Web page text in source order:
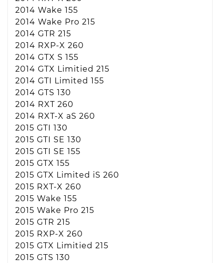
2014 Wake 155
2014 Wake Pro 215
2014 GTR 215
2014 RXP-X 260
2014 GTX S 155
2014 GTX Limitied 215
2014 GTI Limited 155
2014 GTS 130
2014 RXT 260
2014 RXT-X aS 260
2015 GTI 130
2015 GTI SE 130
2015 GTI SE 155
2015 GTX 155
2015 GTX Limited iS 260
2015 RXT-X 260
2015 Wake 155
2015 Wake Pro 215
2015 GTR 215
2015 RXP-X 260
2015 GTX Limitied 215
2015 GTS 130